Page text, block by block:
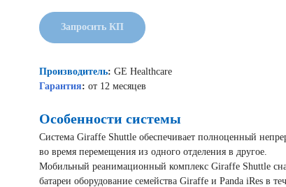
Запросить КП
Производитель: GE Healthcare
Гарантия: от 12 месяцев
Особенности системы
Система Giraffe Shuttle обеспечивает полноценный
во время перемещения из одного отделения в другое.
Мобильный реанимационный комплекс Giraffe Shuttle
батареи оборудование семейства Giraffe и Panda iRes в